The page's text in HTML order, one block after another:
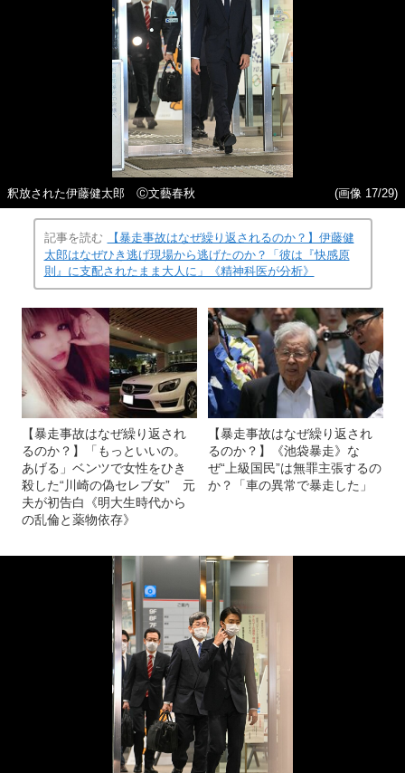
釈放された伊藤健太郎 Ⓒ文藝春秋 (画像 17/29)
記事を読む
【暴走事故はなぜ繰り返されるのか？】伊藤健
太郎はなぜひき逃げ現場から逃げたのか？「彼は『快感原
則』に支配されたまま大人に」《精神科医が分析》
【暴走事故はなぜ繰り返され
るのか？】「もっといいの。
あげる」ベンツで女性をひき
殺した“川崎の偽セレブ女” 元
夫が初告白《明大生時代から
の乱倫と薬物依存》
【暴走事故はなぜ繰り返され
るのか？】《池袋暴走》な
ぜ“上級国民”は無罪主張するの
か？「車の異常で暴走した」